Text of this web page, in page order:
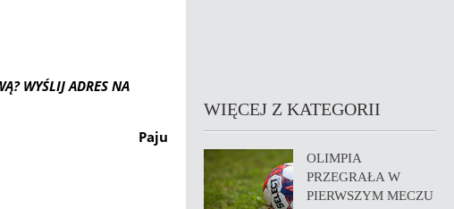
WYŚLIJ ADRES NA
Paju
WIĘCEJ Z KATEGORII
OLIMPIA
PRZEGRAŁA W
PIERWSZYM MECZU